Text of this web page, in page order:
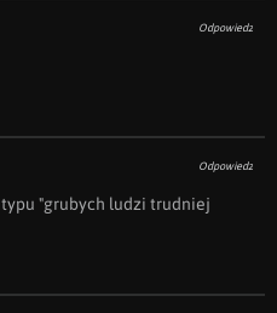
Odpowiedz
Odpowiedz
"grubych ludzi trudniej